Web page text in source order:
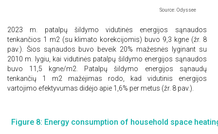
Source: Odyssee
2023 m. patalpų šildymo vidutinės energijos sąnaudos
tenkančios 1 m2 (su klimato korekcijomis) buvo 9,3 kgne (žr. 8
pav.). Šios sąnaudos buvo beveik 20% mažesnės lyginant su
2010 m. lygiu, kai vidutinės patalpų šildymo energijos sąnaudos
buvo 11,5 kgne/m2. Patalpų šildymo energijos sąnaudų
tenkančių 1 m2 mažėjimas rodo, kad vidutinis energijos
vartojimo efektyvumas didėjo apie 1,6% per metus (žr. 8 pav.).
Figure 8: Energy consumption of household space